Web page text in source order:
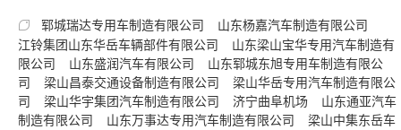
 郓城瑞达专用车制造有限公司
山东杨嘉汽车制造有限公司
江铃集团山东华岳车辆部件有限公司
山东梁山宝华专用汽车制造有
限公司
山东盛润汽车有限公司
山东郓城东旭专用车制造有限公
司
梁山昌泰交通设备制造有限公司
梁山华岳专用汽车制造有限公
司
梁山华宇集团汽车制造有限公司 济宁曲阜机场
山东通亚汽车
制造有限公司
山东万事达专用汽车制造有限公司
梁山中集东岳车